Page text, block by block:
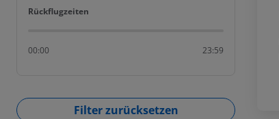
Rückflugzeiten
Rückflugzeiten
00:00 23:59
Filter zurücksetzen